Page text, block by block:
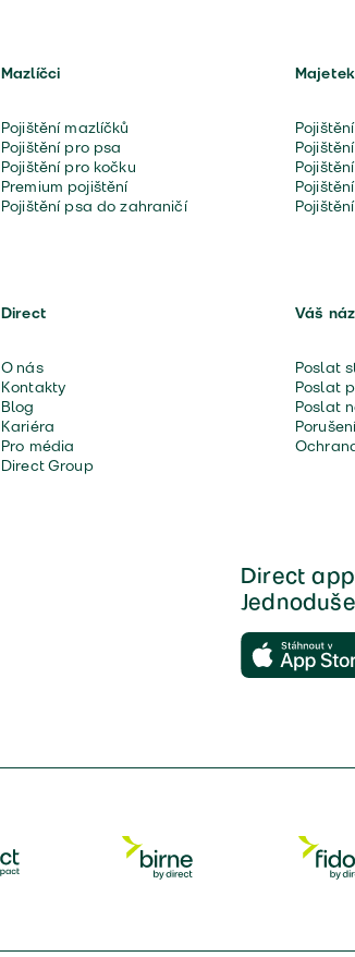
Mazlíčci
Pojištění mazlíčků
Pojištění pro psa
Pojištění pro kočku
Premium pojištění
Pojištění psa do zahraničí
Majetek
Direct
O nás
Kontakty
Blog
Kariéra
Pro média
Direct Group
Váš
Poslat
Poslat
Poslat
Direct